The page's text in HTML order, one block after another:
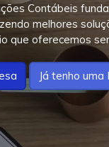
Contábeis
melhores
que oferecemos
Já tenho uma